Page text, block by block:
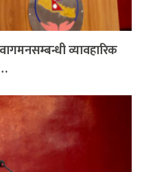
व्यावहारिक